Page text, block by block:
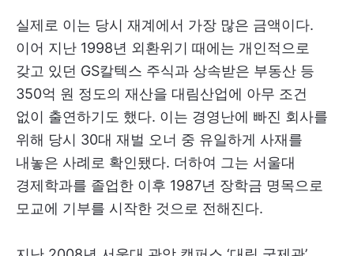
실제로 이는 당시 재계에서 가장 많은 금액이다.
이어 지난 1998년 외환위기 때에는 개인적으로
갖고 있던 GS칼텍스 주식과 상속받은 부동산 등
350억 원 정도의 재산을 대림산업에 아무 조건
없이 출연하기도 했다. 이는 경영난에 빠진 회사를
위해 당시 30대 재벌 오너 중 유일하게 사재를
내놓은 사례로 확인됐다. 더하여 그는 서울대
경제학과를 졸업한 이후 1987년 장학금 명목으로
모교에 기부를 시작한 것으로 전해진다.